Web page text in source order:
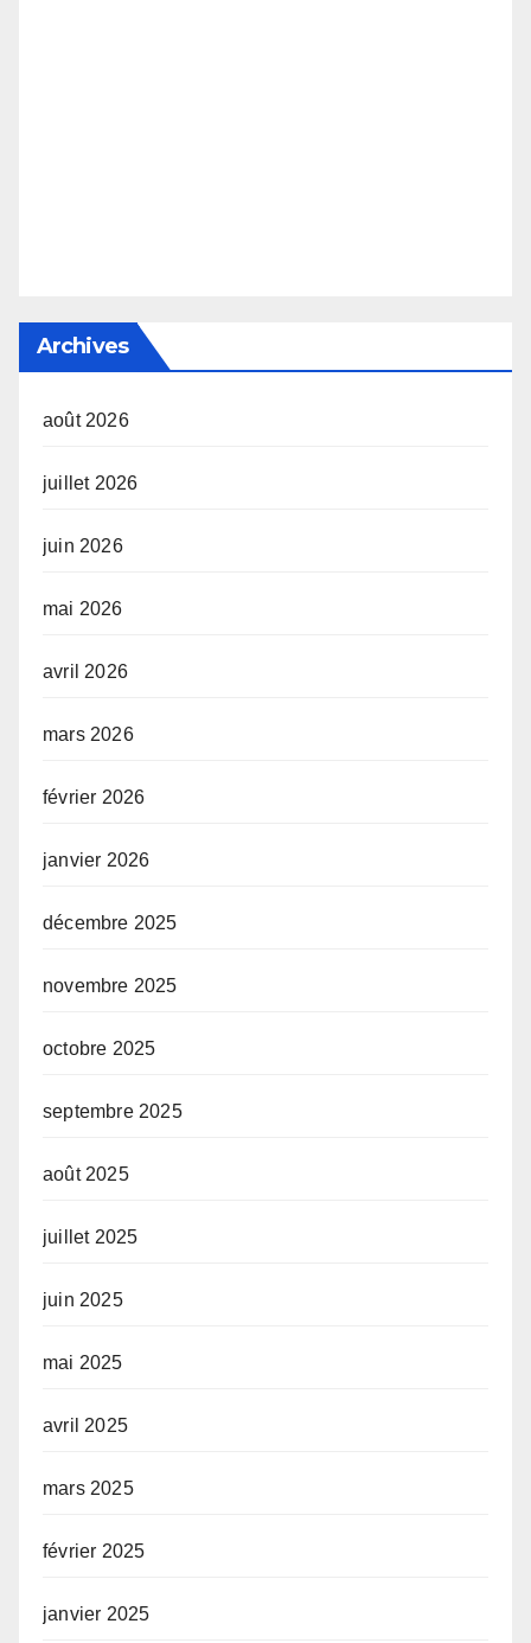
Archives
août 2026
juillet 2026
juin 2026
mai 2026
avril 2026
mars 2026
février 2026
janvier 2026
décembre 2025
novembre 2025
octobre 2025
septembre 2025
août 2025
juillet 2025
juin 2025
mai 2025
avril 2025
mars 2025
février 2025
janvier 2025